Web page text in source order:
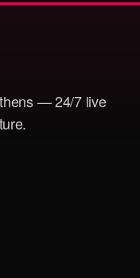
— 24/7 live